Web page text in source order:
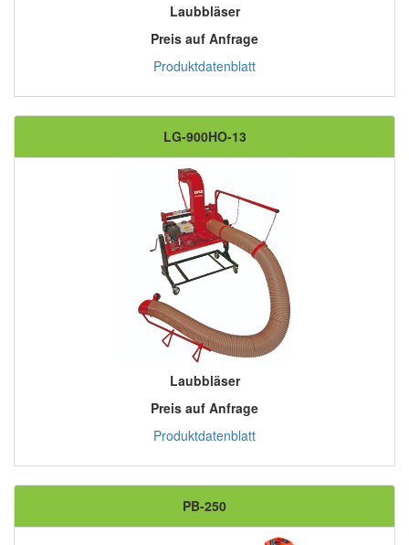
Laubbläser
Preis auf Anfrage
Produktdatenblatt
LG-900HO-13
Laubbläser
Preis auf Anfrage
Produktdatenblatt
PB-250